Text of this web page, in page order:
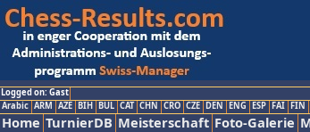
Logged on: Gast
Arabic ARM AZE BIH BUL CAT CHN CRO CZE DEN ENG ESP FAI FIN
Home TurnierDB Meisterschaft Foto-Galerie